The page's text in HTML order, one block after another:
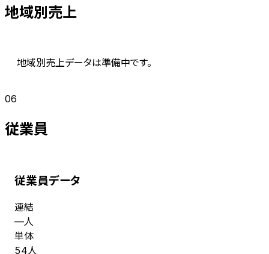
地域別売上
地域別売上データは準備中です。
06
従業員
従業員データ
連結
—人
単体
54人